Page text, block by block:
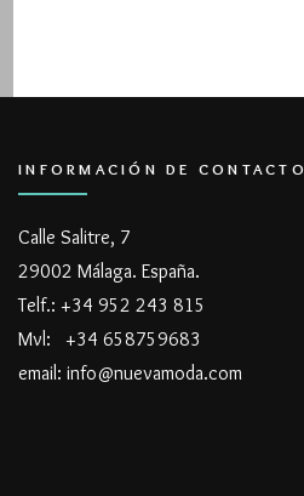
INFORMACIÓN DE CONTACTO
Calle Salitre, 7
29002 Málaga. España.
Telf.: +34 952 243 815
Mvl: +34 658759683
email: info@nuevamoda.com